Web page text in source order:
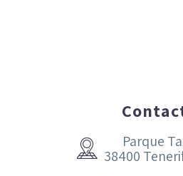


Parque
38400